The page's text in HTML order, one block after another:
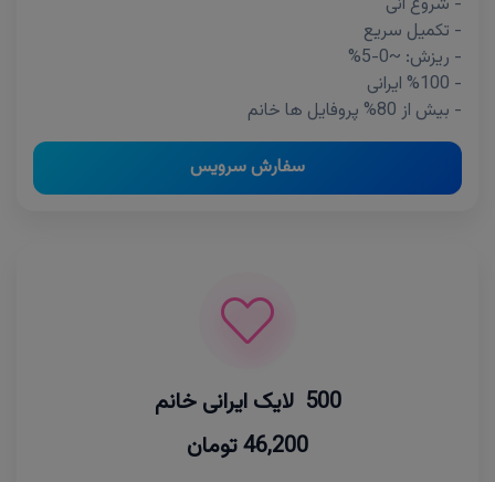
- تکمیل سریع
- ریزش: ~0-5%
- %100 ایرانی
- بیش از 80% پروفایل ها خانم
سفارش سرویس
500 لایک ایرانی خانم
46,200 تومان